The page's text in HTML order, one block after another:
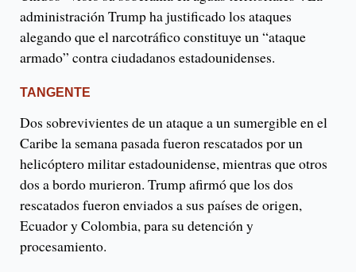
administración Trump ha justificado los ataques
alegando que el narcotráfico constituye un “ataque
armado” contra ciudadanos estadounidenses.
TANGENTE
Dos sobrevivientes de un ataque a un sumergible en el
Caribe la semana pasada fueron rescatados por un
helicóptero militar estadounidense, mientras que otros
dos a bordo murieron. Trump afirmó que los dos
rescatados fueron enviados a sus países de origen,
Ecuador y Colombia, para su detención y
procesamiento.